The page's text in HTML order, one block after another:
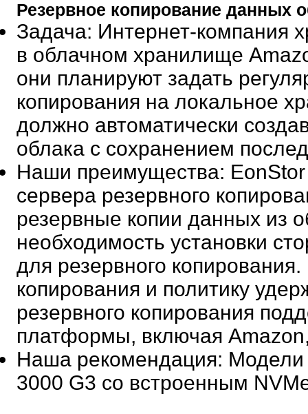
Резервное копирование данных
Задача: Интернет-компания
в облачном хранилище
они планируют задать
копирования на локальное
должно автоматически
облака с сохранением
Наши преимущества:
сервера резервного
резервные копии данных из
необходимость установки
для резервного
копирования и политику
резервного копирования
платформы, включая
Наша рекомендация: Модели
3000 G3 со встроенным